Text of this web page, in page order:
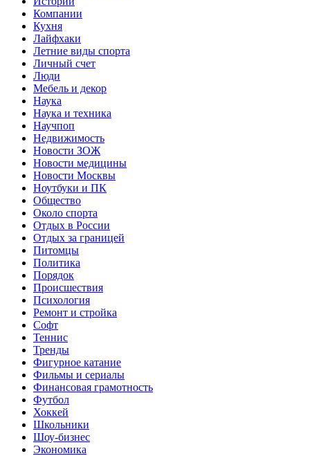
Компании
Кухня
Лайфхаки
Летние виды спорта
Личный счет
Люди
Мебель и декор
Наука
Наука и техника
Научпоп
Недвижимость
Новости ЗОЖ
Новости медицины
Новости Москвы
Ноутбуки и ПК
Общество
Около спорта
Отдых в России
Отдых за границей
Питомцы
Политика
Порядок
Происшествия
Психология
Ремонт и стройка
Софт
Теннис
Тренды
Фигурное катание
Фильмы и сериалы
Финансовая грамотность
Футбол
Хоккей
Школьники
Шоу-бизнес
Экономика